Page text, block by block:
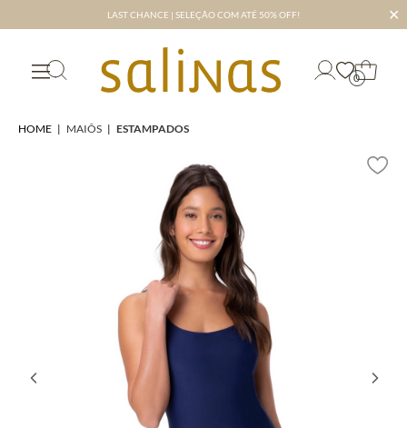
LAST CHANCE | SELEÇÃO COM ATÉ 50% OFF! ✕
0
HOME | MAIÔS | ESTAMPADOS